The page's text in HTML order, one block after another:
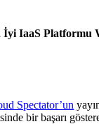
İyi IaaS Platformu
Spectator’un
bir başarı